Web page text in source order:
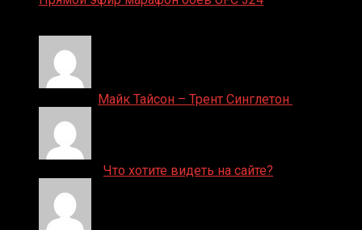
Майк Тайсон – Трент Синглетон
Что хотите видеть на сайте?